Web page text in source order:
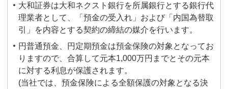
大和証券は大和ネクスト銀行を所属銀行とする銀行代
理業者として、「預金の受入れ」および「内国為替取
引」を内容とする契約の締結の媒介を行います。
円普通預金、円定期預金は預金保険の対象となってお
りますので、合算して元本1,000万円までとその元本
に対する利息が保護されます。
(当社では、預金保険による全額保護の対象となる決